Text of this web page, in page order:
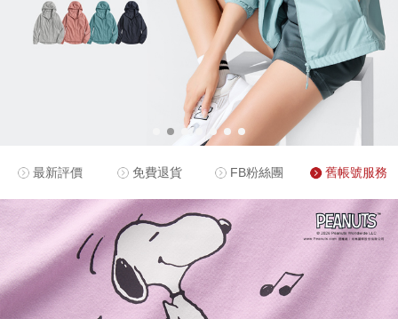
最新評價 免費退貨 FB粉絲團 舊帳號服務